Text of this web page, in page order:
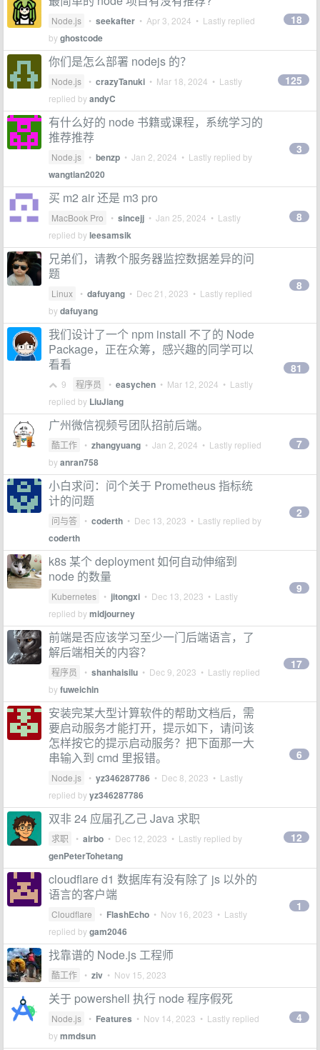
Node.js • seekafter • Apr 3, 2024 • Lastly replied
byghostcode
18
你们是怎么部署 nodejs 的？
Node.js • crazyTanuki • Mar 18, 2024 • Lastly
replied byandyC
125
有什么好的 node 书籍或课程，系统学习的
推荐推荐
Node.js • benzp • Jan 2, 2024 • Lastly replied by
wangtian2020
3
买 m2 air 还是 m3 pro
MacBook Pro • sincejj • Jan 25, 2024 • Lastly
replied byleesamsik
8
兄弟们，请教个服务器监控数据差异的问
题
Linux • dafuyang • Dec 21, 2023 • Lastly replied
bydafuyang
8
我们设计了一个 npm install 不了的 Node
Package，正在众筹，感兴趣的同学可以
看看
9 程序员 • easychen • Mar 12, 2024 • Lastly
replied by LiuJiang
81
广州微信视频号团队招前后端。
酷工作 • zhangyuang • Jan 2, 2024 • Lastly replied
byanran758
7
小白求问：问个关于 Prometheus 指标统
计的问题
问与答 • coderth • Dec 13, 2023 • Lastly replied by
coderth
2
k8s 某个 deployment 如何自动伸缩到
node 的数量
Kubernetes • jitongxi • Dec 13, 2023 • Lastly
replied bymidjourney
9
前端是否应该学习至少一门后端语言，了
解后端相关的内容？
程序员 • shanhaisilu • Dec 9, 2023 • Lastly replied
byfuweichin
17
安装完某大型计算软件的帮助文档后，需
要启动服务才能打开，提示如下，请问该
怎样按它的提示启动服务？把下面那一大
串输入到 cmd 里报错。
Node.js • yz346287786 • Dec 8, 2023 • Lastly
replied byyz346287786
6
双非 24 应届孔乙己 Java 求职
求职 • airbo • Dec 12, 2023 • Lastly replied by
genPeterTohetang
12
cloudflare d1 数据库有没有除了 js 以外的
语言的客户端
Cloudflare • FlashEcho • Nov 16, 2023 • Lastly
replied bygam2046
1
找靠谱的 Node.js 工程师
酷工作 • ziv • Nov 15, 2023
关于 powershell 执行 node 程序假死
Node.js • Features • Nov 14, 2023 • Lastly replied
bymmdsun
4